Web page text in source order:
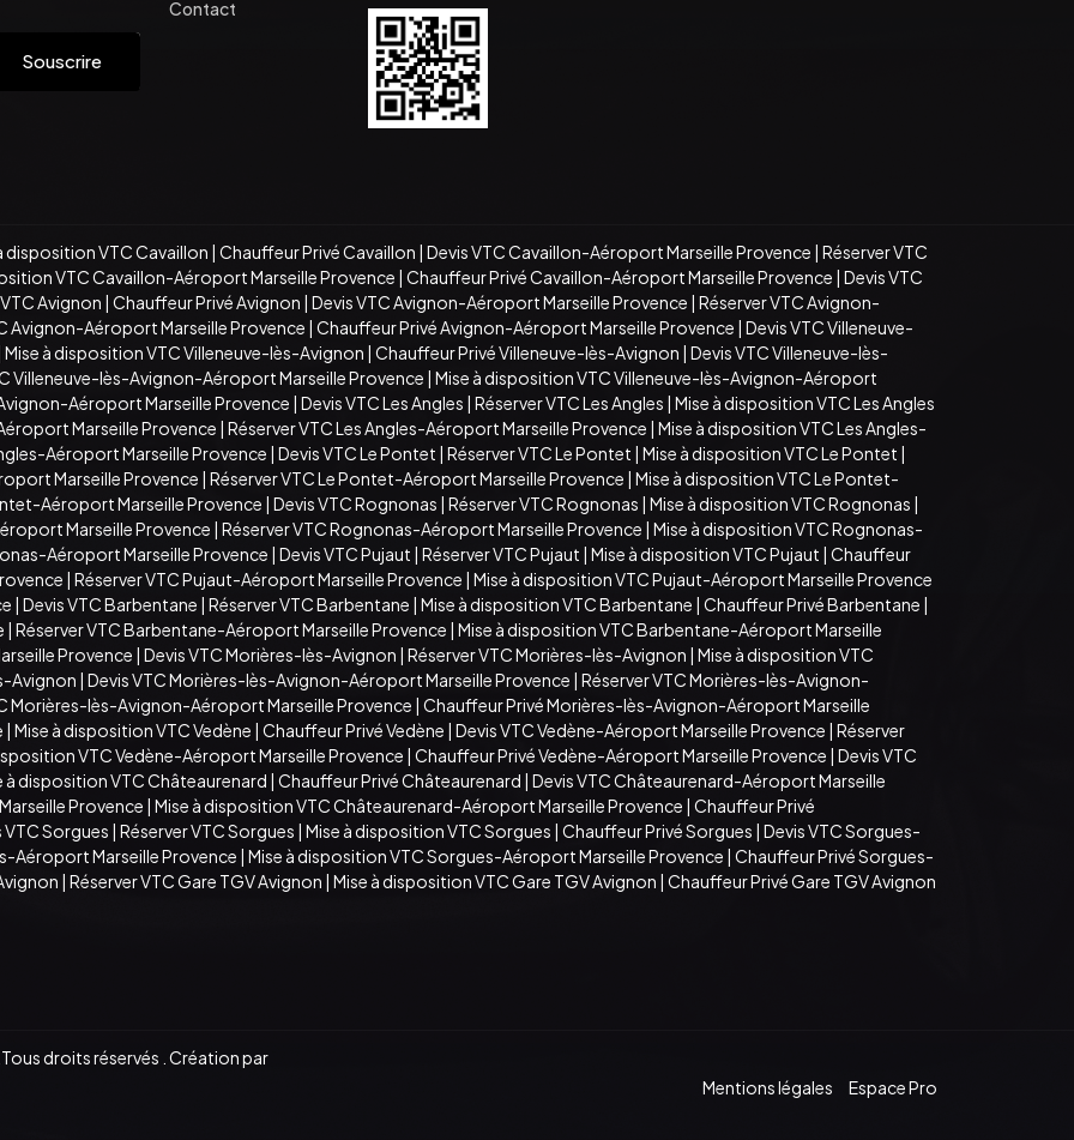
Souscrire
Contact
disposition VTC Cavaillon | Chauffeur Privé Cavaillon | Devis VTC Cavaillon-Aéroport Marseille Provence | Réserver VTC
VTC Cavaillon-Aéroport Marseille Provence | Chauffeur Privé Cavaillon-Aéroport Marseille Provence | Devis VTC
Avignon | Chauffeur Privé Avignon | Devis VTC Avignon-Aéroport Marseille Provence | Réserver VTC Avignon-
Avignon-Aéroport Marseille Provence | Chauffeur Privé Avignon-Aéroport Marseille Provence | Devis VTC Villeneuve-
Mise à disposition VTC Villeneuve-lès-Avignon | Chauffeur Privé Villeneuve-lès-Avignon | Devis VTC Villeneuve-lès-
Villeneuve-lès-Avignon-Aéroport Marseille Provence | Mise à disposition VTC Villeneuve-lès-Avignon-Aéroport
Aéroport Marseille Provence | Devis VTC Les Angles | Réserver VTC Les Angles | Mise à disposition VTC Les Angles
Marseille Provence | Réserver VTC Les Angles-Aéroport Marseille Provence | Mise à disposition VTC Les Angles-
Aéroport Marseille Provence | Devis VTC Le Pontet | Réserver VTC Le Pontet | Mise à disposition VTC Le Pontet |
Marseille Provence | Réserver VTC Le Pontet-Aéroport Marseille Provence | Mise à disposition VTC Le Pontet-
Aéroport Marseille Provence | Devis VTC Rognonas | Réserver VTC Rognonas | Mise à disposition VTC Rognonas |
Marseille Provence | Réserver VTC Rognonas-Aéroport Marseille Provence | Mise à disposition VTC Rognonas-
Aéroport Marseille Provence | Devis VTC Pujaut | Réserver VTC Pujaut | Mise à disposition VTC Pujaut | Chauffeur
| Réserver VTC Pujaut-Aéroport Marseille Provence | Mise à disposition VTC Pujaut-Aéroport Marseille Provence
| Devis VTC Barbentane | Réserver VTC Barbentane | Mise à disposition VTC Barbentane | Chauffeur Privé Barbentane |
| Réserver VTC Barbentane-Aéroport Marseille Provence | Mise à disposition VTC Barbentane-Aéroport Marseille
Provence | Devis VTC Morières-lès-Avignon | Réserver VTC Morières-lès-Avignon | Mise à disposition VTC
Avignon | Devis VTC Morières-lès-Avignon-Aéroport Marseille Provence | Réserver VTC Morières-lès-Avignon-
Morières-lès-Avignon-Aéroport Marseille Provence | Chauffeur Privé Morières-lès-Avignon-Aéroport Marseille
| Mise à disposition VTC Vedène | Chauffeur Privé Vedène | Devis VTC Vedène-Aéroport Marseille Provence | Réserver
VTC Vedène-Aéroport Marseille Provence | Chauffeur Privé Vedène-Aéroport Marseille Provence | Devis VTC
à disposition VTC Châteaurenard | Chauffeur Privé Châteaurenard | Devis VTC Châteaurenard-Aéroport Marseille
Provence | Mise à disposition VTC Châteaurenard-Aéroport Marseille Provence | Chauffeur Privé
VTC Sorgues | Réserver VTC Sorgues | Mise à disposition VTC Sorgues | Chauffeur Privé Sorgues | Devis VTC Sorgues-
Aéroport Marseille Provence | Mise à disposition VTC Sorgues-Aéroport Marseille Provence | Chauffeur Privé Sorgues-
| Réserver VTC Gare TGV Avignon | Mise à disposition VTC Gare TGV Avignon | Chauffeur Privé Gare TGV Avignon
droits réservés . Création par
Mentions légales
Espace Pro